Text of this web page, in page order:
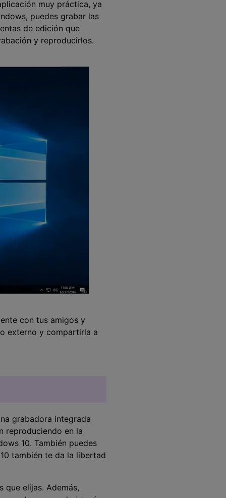
muy práctica, ya
puedes grabar las
de edición que
y reproducirlos.
con tus amigos y
externo y compartirla a
grabadora integrada
reproduciendo en la
10. También puedes
también te da la libertad
que elijas. Además,